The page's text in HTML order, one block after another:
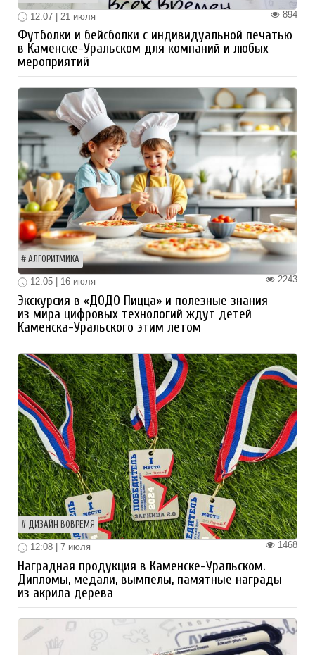
894
12:07 | 21 июля
Футболки и бейсболки с индивидуальной печатью
в Каменске-Уральском для компаний и любых
мероприятий
АЛГОРИТМИКА
2243
12:05 | 16 июля
Экскурсия в «ДОДО Пицца» и полезные знания
из мира цифровых технологий ждут детей
Каменска-Уральского этим летом
ДИЗАЙН ВОВРЕМЯ
1468
12:08 | 7 июля
Наградная продукция в Каменске-Уральском.
Дипломы, медали, вымпелы, памятные награды
из акрила дерева